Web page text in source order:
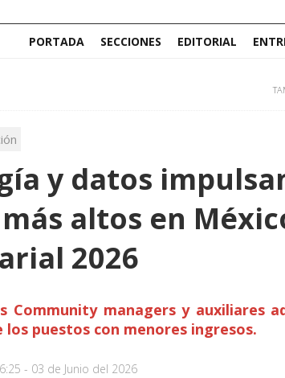
PORTADA SECCIONES EDITORIAL
y datos
altos en
2026
Community managers y auxiliares
puestos con menores ingresos.
- 03 de Junio del 2026